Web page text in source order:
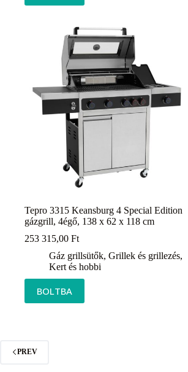
Tepro 3315 Keansburg 4 Special Edition
gázgrill, 4égő, 138 x 62 x 118 cm
253 315,00 Ft
Gáz grillsütők, Grillek és grillezés,
Kert és hobbi
BOLTBA
PREV